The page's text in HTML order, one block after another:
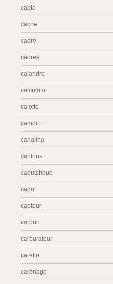
cable
cache
cadre
cadres
calandre
calculator
calotte
cambio
canalina
cantons
caoutchouc
capot
capteur
carbon
carburateur
carello
carénage